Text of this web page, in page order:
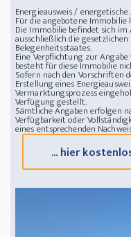
Energieausweis / energetische
Für die angebotene
Die Immobilie befindet sich
ausschließlich die
Belegenheitsstaates.
Eine Verpflichtung zur
besteht für diese Immobilie
Sofern nach den Vorschriften
Erstellung eines
Vermarktungsprozess
Verfügung gestellt.
Sämtliche Angaben erfolgen
Verfügbarkeit oder
eines entsprechenden
... hier